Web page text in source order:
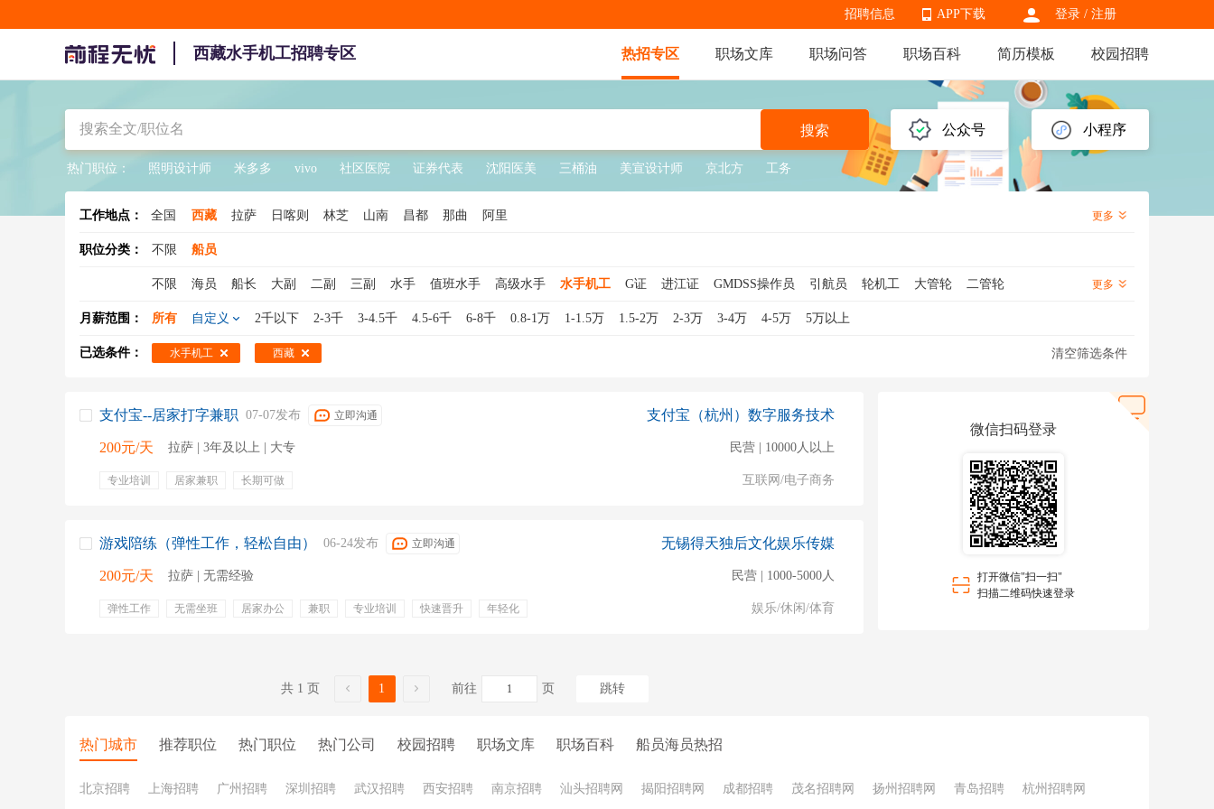
登录 / 注册
APP下载
APP下载
招聘信息
西藏水手机工招聘专区 热招专区 职场文库 职场问答 职场百科 简历模板 校园招聘
公众号 小程序
搜索
热门职位： 照明设计师 米多多 vivo 社区医院 证券代表 沈阳医美 三桶油 美宣设计师 京北方 工务
工作地点： 全国 西藏 拉萨 日喀则 林芝 山南 昌都 那曲 阿里 更多
职位分类： 不限 船员
不限 海员 船长 大副 二副 三副 水手 值班水手 高级水手 水手机工 G证 进江证 GMDSS操作员 引航员 轮机工 大管轮
二管轮
三管轮
轮机助理 轮机 轮机长 船舶驾驶员 邮轮 地效翼船员 船舶 游艇 海务管理 船舶机务 岸基管理 航运
更多
月薪范围： 所有 自定义 2千以下 2-3千 3-4.5千 4.5-6千 6-8千 0.8-1万 1-1.5万 1.5-2万 2-3万 3-4万 4-5万 5万以上
已选条件： 水手机工 西藏 清空筛选条件
支付宝--居家打字兼职 07-07发布 立即沟通
200元/天 拉萨 | 3年及以上 | 大专
专业培训 居家兼职 长期可做
支付宝（杭州）数字服务技术
民营 | 10000人以上
互联网/电子商务
游戏陪练（弹性工作，轻松自由） 06-24发布 立即沟通
200元/天 拉萨 | 无需经验
弹性工作 无需坐班 居家办公 兼职 专业培训 快速晋升
年轻化
无锡得天独后文化娱乐传媒
民营 | 1000-5000人
娱乐/休闲/体育
共 1 页 1 前往 页 跳转
微信扫码登录
打开微信"扫一扫"
扫描二维码快速登录
热门城市 推荐职位 热门职位 热门公司 校园招聘 职场文库 职场百科 船员海员热招
北京招聘 上海招聘 广州招聘 深圳招聘 武汉招聘 西安招聘 南京招聘 汕头招聘网 揭阳招聘网 成都招聘 茂名招聘网 扬州招聘网 青岛招聘 杭州招聘网